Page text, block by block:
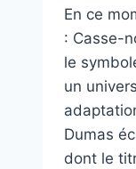
En ce
: Casse-
le
un
Dumas
dont le